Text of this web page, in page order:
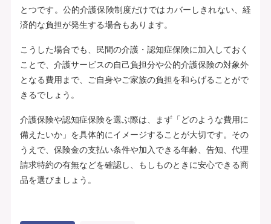
とつです。公的介護保険制度だけではカバーしきれない、経
済的な負担が発生する場合もあります。
こうした場合でも、民間の介護・認知症保険に加入しておく
ことで、介護サービスの自己負担分や公的介護保険の対象外
となる費用まで、ご自身やご家族の負担を和らげることがで
きるでしょう。
介護保険や認知症保険を選ぶ際は、まず「どのような費用に
備えたいか」を具体的にイメージすることが大切です。その
うえで、保険金の支払い条件や加入できる年齢、告知、代理
請求特約の有無などを確認し、もしものときに安心できる商
品を選びましょう。